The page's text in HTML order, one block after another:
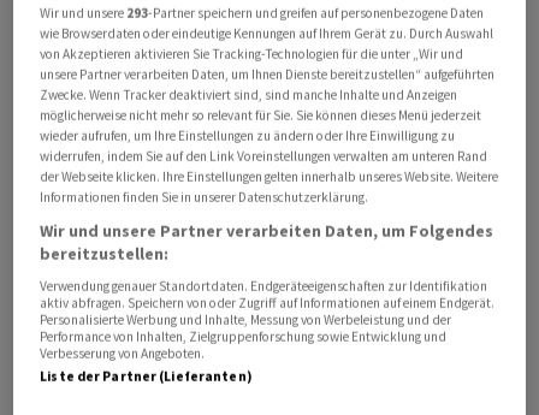
ihre Wirksamkeit gezeigt und müssten nun kreativ
weiterentwickelt werden, sagte Selenskyj.
Die Ukraine verteidigt sich seit mehr als vier Jahren
gegen den russischen Angriffskrieg. Als Teil ihres
Abwehrkampfes greift sie immer wieder Ziele in
Russland an - zuletzt immer sichtbarer. Kiews Militär
nimmt dabei vor allem Raffinerien, Pumpstationen und
Exporthäfen der russischen Ölindustrie ins Visier. So will
die Ukraine einerseits den Treibstoffnachschub für die
russische Armee erschweren und andererseits Moskaus
Kriegskasse schmälern.
Wir und unsere 293-Partner speichern und greifen auf personenbezogene Daten
wie Browserdaten oder eindeutige Kennungen auf Ihrem Gerät zu. Durch Auswahl
von Akzeptieren aktivieren Sie Tracking-Technologien für die unter „Wir und
unsere Partner verarbeiten Daten, um Ihnen Dienste bereitzustellen“ aufgeführten
Zwecke. Wenn Tracker deaktiviert sind, sind manche Inhalte und Anzeigen
möglicherweise nicht mehr so relevant für Sie. Sie können dieses Menü jederzeit
wieder aufrufen, um Ihre Einstellungen zu ändern oder Ihre Einwilligung zu
widerrufen, indem Sie auf den Link Voreinstellungen verwalten am unteren Rand
der Webseite klicken. Ihre Einstellungen gelten innerhalb unseres Website. Weitere
Informationen finden Sie in unserer Datenschutzerklärung.
Wir und unsere Partner verarbeiten Daten, um Folgendes
bereitzustellen:
Verwendung genauer Standortdaten. Endgeräteeigenschaften zur Identifikation
aktiv abfragen. Speichern von oder Zugriff auf Informationen auf einem Endgerät.
Personalisierte Werbung und Inhalte, Messung von Werbeleistung und der
Performance von Inhalten, Zielgruppenforschung sowie Entwicklung und
Verbesserung von Angeboten.
Liste der Partner (Lieferanten)